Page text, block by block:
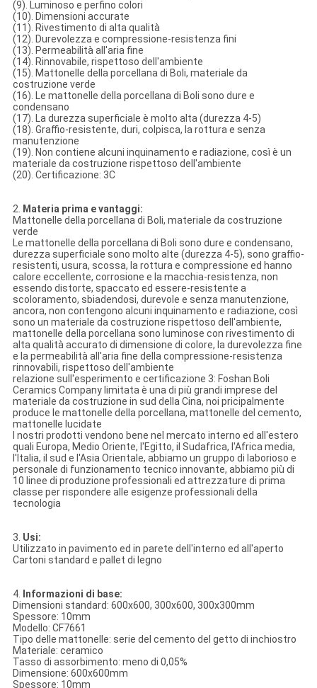
(9). Luminoso e perfino colori
(10). Dimensioni accurate
(11). Rivestimento di alta qualità
(12). Durevolezza e compressione-resistenza fini
(13). Permeabilità all'aria fine
(14). Rinnovabile, rispettoso dell'ambiente
(15). Mattonelle della porcellana di Boli, materiale da
costruzione verde
(16). Le mattonelle della porcellana di Boli sono dure e
condensano
(17). La durezza superficiale è molto alta (durezza 4-5)
(18). Graffio-resistente, duri, colpisca, la rottura e senza
manutenzione
(19). Non contiene alcuni inquinamento e radiazione, così è un
materiale da costruzione rispettoso dell'ambiente
(20). Certificazione: 3C
2. Materia prima e vantaggi:
Mattonelle della porcellana di Boli, materiale da costruzione
verde
Le mattonelle della porcellana di Boli sono dure e condensano,
durezza superficiale sono molto alte (durezza 4-5), sono graffio-
resistenti, usura, scossa, la rottura e compressione ed hanno
calore eccellente, corrosione e la macchia-resistenza, non
essendo distorte, spaccato ed essere-resistente a
scoloramento, sbiadendosi, durevole e senza manutenzione,
ancora, non contengono alcuni inquinamento e radiazione, così
sono un materiale da costruzione rispettoso dell'ambiente,
mattonelle della porcellana sono luminose con rivestimento di
alta qualità accurato di dimensione di colore, la durevolezza fine
e la permeabilità all'aria fine della compressione-resistenza
rinnovabili, rispettoso dell'ambiente
relazione sull'esperimento e certificazione 3: Foshan Boli
Ceramics Company limitata è una di più grandi imprese del
materiale da costruzione in sud della Cina, noi pricipalmente
produce le mattonelle della porcellana, mattonelle del cemento,
mattonelle lucidate
I nostri prodotti vendono bene nel mercato interno ed all'estero
quali Europa, Medio Oriente, l'Egitto, il Sudafrica, l'Africa media,
l'Italia, il sud e l'Asia Orientale, abbiamo un gruppo di laborioso e
personale di funzionamento tecnico innovante, abbiamo più di
10 linee di produzione professionali ed attrezzature di prima
classe per rispondere alle esigenze professionali della
tecnologia
3. Usi:
Utilizzato in pavimento ed in parete dell'interno ed all'aperto
Cartoni standard e pallet di legno
4. Informazioni di base:
Dimensioni standard: 600x600, 300x600, 300x300mm
Spessore: 10mm
Modello: CF7661
Tipo delle mattonelle: serie del cemento del getto di inchiostro
Materiale: ceramico
Tasso di assorbimento: meno di 0,05%
Dimensione: 600x600mm
Spessore: 10mm